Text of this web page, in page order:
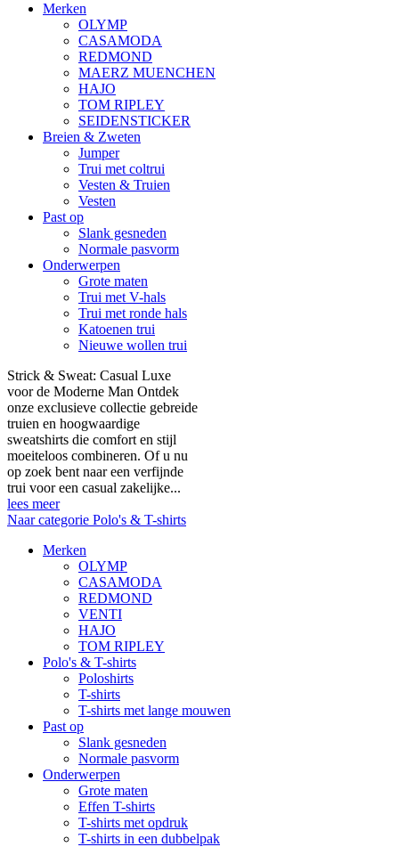
Merken
OLYMP
CASAMODA
REDMOND
MAERZ MUENCHEN
HAJO
TOM RIPLEY
SEIDENSTICKER
Breien & Zweten
Jumper
Trui met coltrui
Vesten & Truien
Vesten
Past op
Slank gesneden
Normale pasvorm
Onderwerpen
Grote maten
Trui met V-hals
Trui met ronde hals
Katoenen trui
Nieuwe wollen trui
Strick & Sweat: Casual Luxe
voor de Moderne Man Ontdek
onze exclusieve collectie gebreide
truien en hoogwaardige
sweatshirts die comfort en stijl
moeiteloos combineren. Of u nu
op zoek bent naar een verfijnde
trui voor een casual zakelijke...
lees meer
Naar categorie Polo's & T-shirts
Merken
OLYMP
CASAMODA
REDMOND
VENTI
HAJO
TOM RIPLEY
Polo's & T-shirts
Poloshirts
T-shirts
T-shirts met lange mouwen
Past op
Slank gesneden
Normale pasvorm
Onderwerpen
Grote maten
Effen T-shirts
T-shirts met opdruk
T-shirts in een dubbelpak